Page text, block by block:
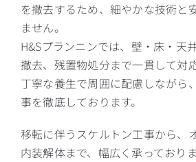
を撤去するため、細やかな技術と
ません。
H&Sプランニンでは、壁・床・天
撤去、残置物処分まで一貫して対
丁寧な養生で周囲に配慮しながら
事を徹底しております。
移転に伴うスケルトン工事から、
内装解体まで、幅広く承っておりま